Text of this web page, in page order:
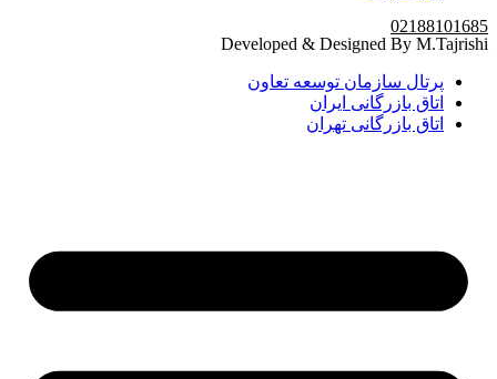
02188101685
Developed & Designed By M.Tajrishi
پرتال سازمان توسعه تعاون
اتاق بازرگانی ایران
اتاق بازرگانی تهران